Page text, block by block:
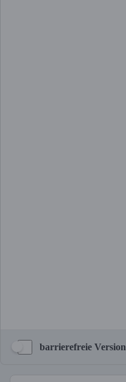
barrierefreie Version